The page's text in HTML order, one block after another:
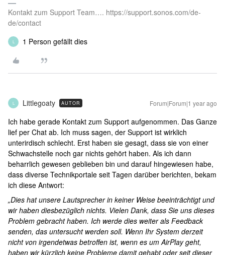
Kontakt zum Support Team…. https://support.sonos.com/de-
de/contact
L 1 Person gefällt dies
L Littlegoaty AUTOR Forum|Forum|1 year ago
Ich habe gerade Kontakt zum Support aufgenommen. Das Ganze
lief per Chat ab. Ich muss sagen, der Support ist wirklich
unterirdisch schlecht. Erst haben sie gesagt, dass sie von einer
Schwachstelle noch gar nichts gehört haben. Als ich dann
beharrlich gewesen geblieben bin und darauf hingewiesen habe,
dass diverse Technikportale seit Tagen darüber berichten, bekam
ich diese Antwort:
„Dies hat unsere Lautsprecher in keiner Weise beeinträchtigt und
wir haben diesbezüglich nichts. Vielen Dank, dass Sie uns dieses
Problem gebracht haben. Ich werde dies weiter als Feedback
senden, das untersucht werden soll. Wenn Ihr System derzeit
nicht von irgendetwas betroffen ist, wenn es um AirPlay geht,
haben wir kürzlich keine Probleme damit gehabt oder seit dieser